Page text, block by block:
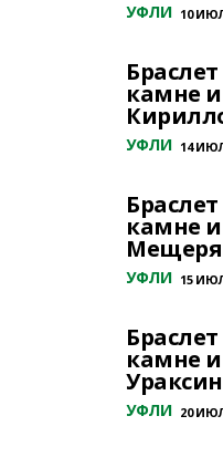
УФЛИ 10
камне
УФЛИ 14
камне и
УФЛИ 15
камне
Ураксин
УФЛИ 20